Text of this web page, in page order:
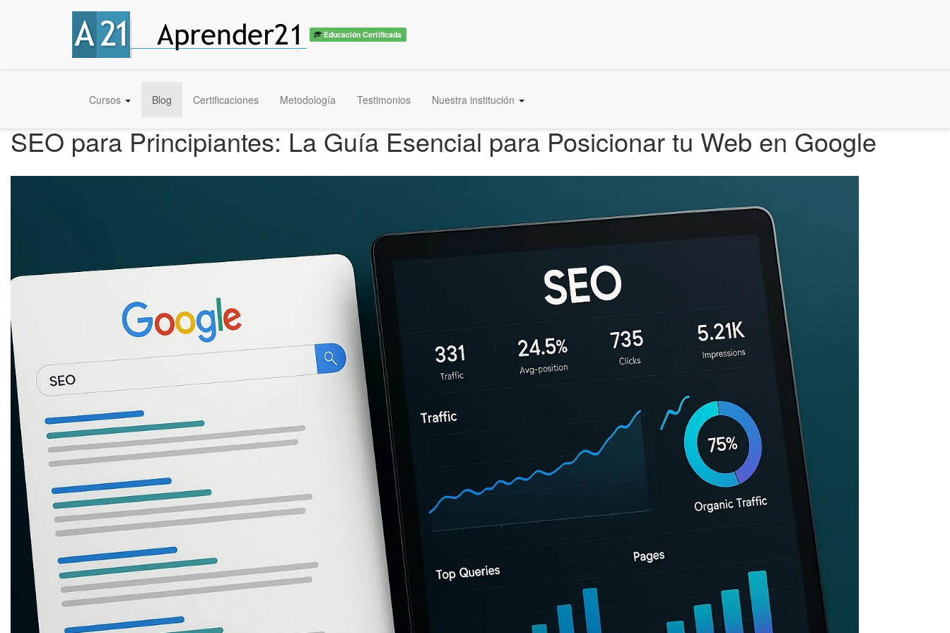
Educación Certificada
Cursos Blog Certificaciones Metodología Testimonios Nuestra institución
SEO para Principiantes: La Guía Esencial para Posicionar tu Web en Google